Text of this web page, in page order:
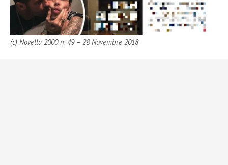
(c) Novella 2000 n. 49 – 28 Novembre 2018